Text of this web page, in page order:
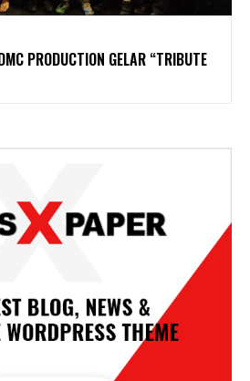
PRODUCTION GELAR “TRIBUTE